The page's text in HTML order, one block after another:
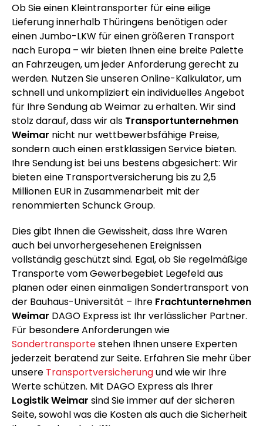
Ob Sie einen Kleintransporter für eine eilige
Lieferung innerhalb Thüringens benötigen oder
einen Jumbo-LKW für einen größeren Transport
nach Europa – wir bieten Ihnen eine breite Palette
an Fahrzeugen, um jeder Anforderung gerecht zu
werden. Nutzen Sie unseren Online-Kalkulator, um
schnell und unkompliziert ein individuelles Angebot
für Ihre Sendung ab Weimar zu erhalten. Wir sind
stolz darauf, dass wir als Transportunternehmen
Weimar nicht nur wettbewerbsfähige Preise,
sondern auch einen erstklassigen Service bieten.
Ihre Sendung ist bei uns bestens abgesichert: Wir
bieten eine Transportversicherung bis zu 2,5
Millionen EUR in Zusammenarbeit mit der
renommierten Schunck Group.
Dies gibt Ihnen die Gewissheit, dass Ihre Waren
auch bei unvorhergesehenen Ereignissen
vollständig geschützt sind. Egal, ob Sie regelmäßige
Transporte vom Gewerbegebiet Legefeld aus
planen oder einen einmaligen Sondertransport von
der Bauhaus-Universität – Ihre Frachtunternehmen
Weimar DAGO Express ist Ihr verlässlicher Partner.
Für besondere Anforderungen wie
Sondertransportestehen Ihnen unsere Experten
jederzeit beratend zur Seite. Erfahren Sie mehr über
unsere Transportversicherungund wie wir Ihre
Werte schützen. Mit DAGO Express als Ihrer
Logistik Weimar sind Sie immer auf der sicheren
Seite, sowohl was die Kosten als auch die Sicherheit